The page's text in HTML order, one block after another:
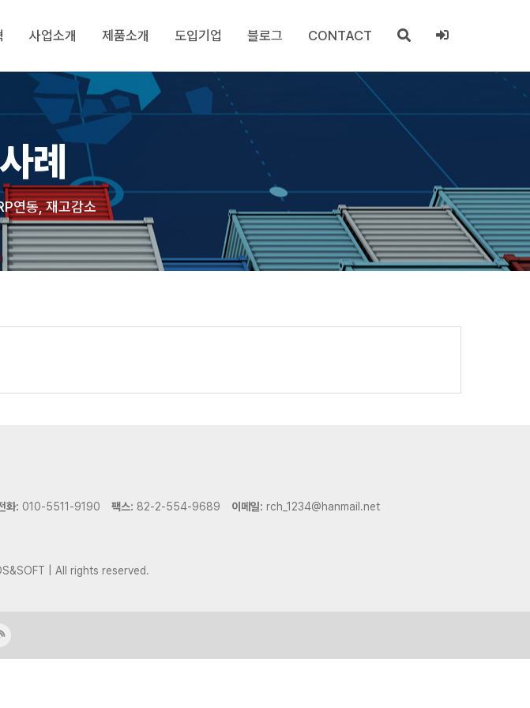
사업소개 제품소개 도입기업 블로그 CONTACT
례
연동, 재고감소
화: 010-5511-9190 팩스: 82-2-554-9689 이메일: rch_1234@hanmail.net
| All rights reserved.